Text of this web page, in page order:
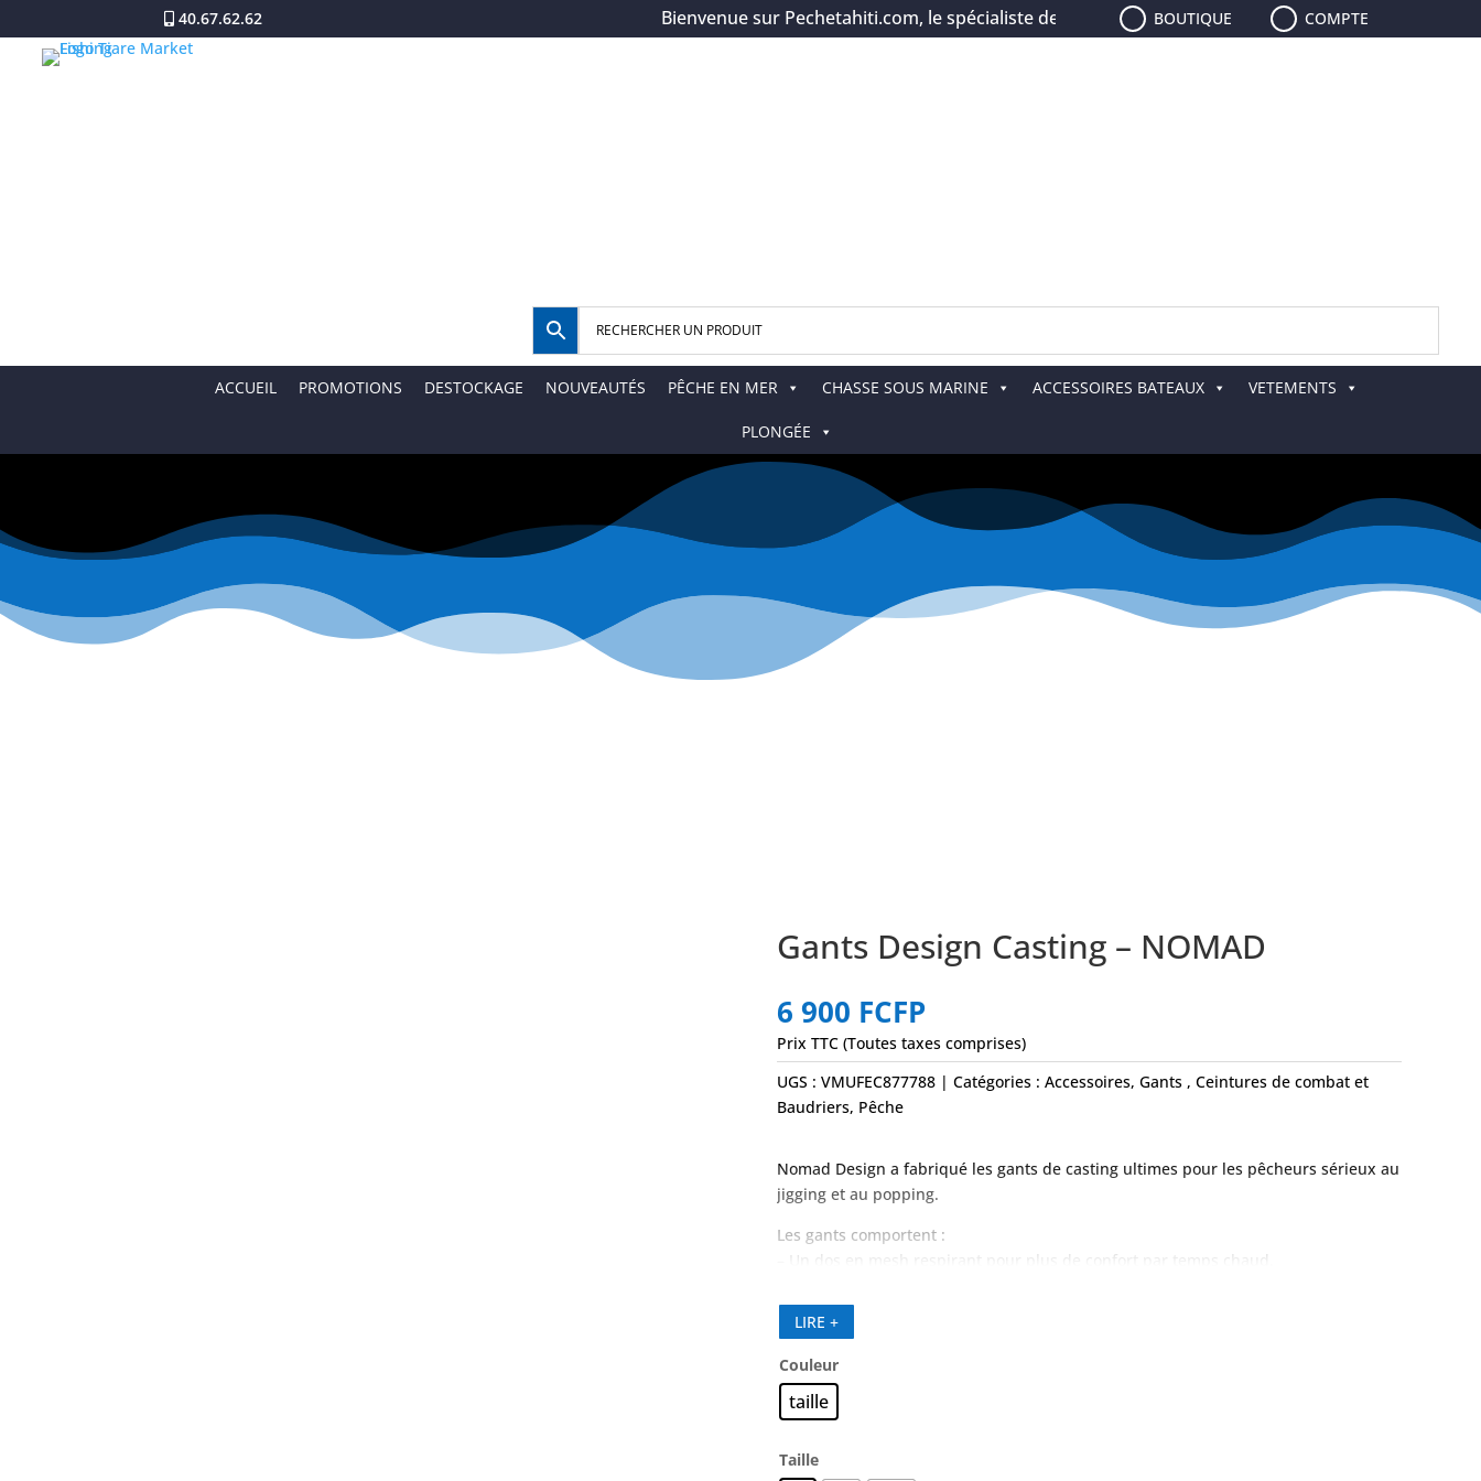
40.67.62.62 Bienvenue sur Pechetahiti.com, le spécialiste de la pêche, le plus grand choix de leurres, de
BOUTIQUE COMPTE
ACCUEIL PROMOTIONS DESTOCKAGE NOUVEAUTÉS PÊCHE EN MER CHASSE SOUS MARINE ACCESSOIRES BATEAUX VETEMENTS
PLONGÉE
Gants Design Casting – NOMAD
6 900 FCFP
Prix TTC (Toutes taxes comprises)
UGS : VMUFEC877788 Catégories : Accessoires, Gants , Ceintures de combat et
Baudriers, Pêche
Nomad Design a fabriqué les gants de casting ultimes pour les pêcheurs sérieux au
jigging et au popping.
Les gants comportent :
– Un dos en mesh respirant pour plus de confort par temps chaud.
– Cuir de haute qualité pour une résistance accrue à l’usure.
– Cuir renforcé sur le doigt de coulée.
– Coussinets antidérapants supplémentaires intégrés dans la paume.
– Fixation Velcro super solide.
LIRE +
Couleur
taille
Taille